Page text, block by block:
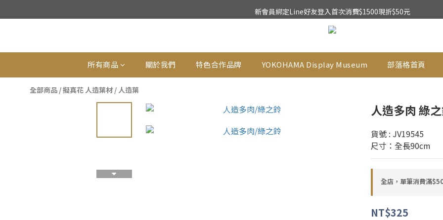
★日本東京堂花材系列全面出清特價中★
新會員綁定Line好友登入首次消費$1500現折$50元
乾燥花不凋花全系列出清買二送一
所有商品 關於我們 特色合作品牌 YOKOHAMA Display Museum 部落格首頁
全部商品 /擬真花 人造葉材/ 人造葉
人造多肉 綠
貨號 : JV19545
尺寸：全長90cm
全店，單筆消費滿
NT$325